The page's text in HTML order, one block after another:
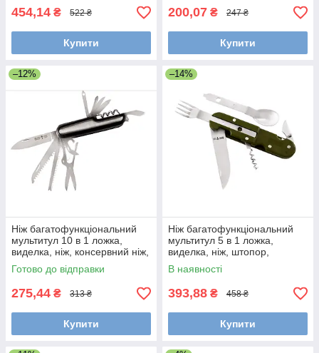
454,14 ₴ 522 ₴
Купити
200,07 ₴ 247 ₴
Купити
–12%
Ніж багатофункціональний
мультитул 10 в 1 ложка,
виделка, ніж, консервний ніж,
шило, штопор, штопор,
викрутка
Готово до відправки
275,44 ₴ 313 ₴
Купити
–14%
Ніж багатофункціональний
мультитул 5 в 1 ложка,
виделка, ніж, штопор,
консервний ніж
В наявності
393,88 ₴ 458 ₴
Купити